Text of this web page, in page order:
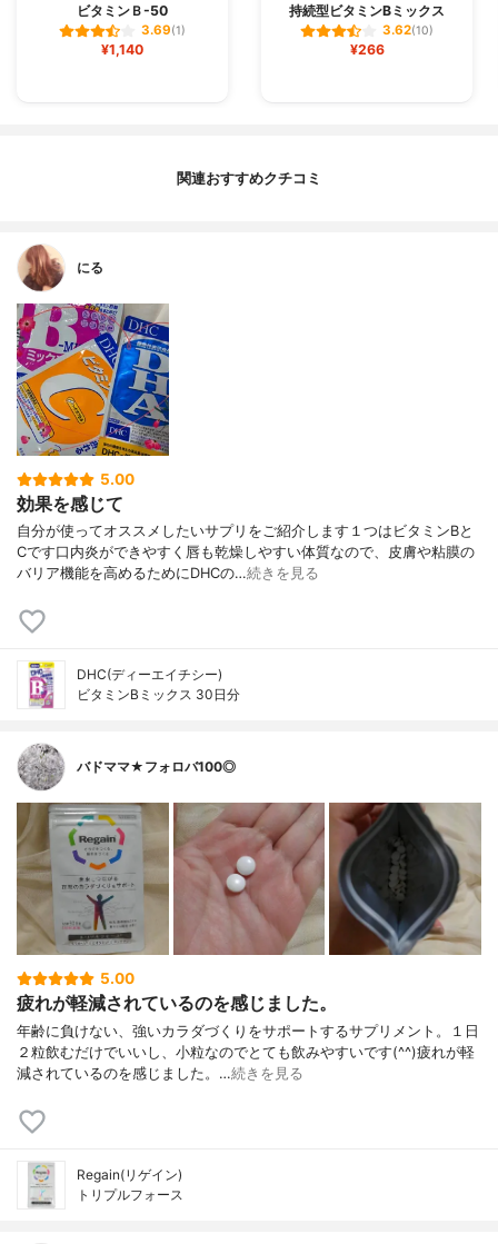
ビタミンＢ-50
3.69(1)
¥1,140
持続型ビタミンBミックス
3.62(10)
¥266
関連おすすめクチコミ
にる
5.00
効果を感じて
自分が使ってオススメしたいサプリをご紹介します１つはビタミンBと
Cです口内炎ができやすく唇も乾燥しやすい体質なので、皮膚や粘膜の
バリア機能を高めるためにDHCの…続きを見る
DHC(ディーエイチシー)
ビタミンBミックス 30日分
バドママ★フォロバ100◎
5.00
疲れが軽減されているのを感じました。
年齢に負けない、強いカラダづくりをサポートするサプリメント。１日
２粒飲むだけでいいし、小粒なのでとても飲みやすいです(^^)疲れが軽
減されているのを感じました。…続きを見る
Regain(リゲイン)
トリプルフォース